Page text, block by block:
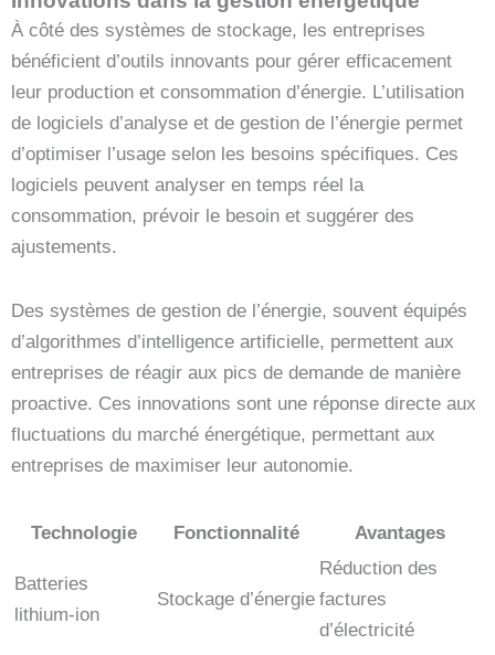
À côté des systèmes de stockage, les entreprises
bénéficient d’outils innovants pour gérer efficacement
leur production et consommation d’énergie. L’utilisation
de logiciels d’analyse et de gestion de l’énergie permet
d’optimiser l’usage selon les besoins spécifiques. Ces
logiciels peuvent analyser en temps réel la
consommation, prévoir le besoin et suggérer des
ajustements.
Des systèmes de gestion de l’énergie, souvent équipés
d’algorithmes d’intelligence artificielle, permettent aux
entreprises de réagir aux pics de demande de manière
proactive. Ces innovations sont une réponse directe aux
fluctuations du marché énergétique, permettant aux
entreprises de maximiser leur autonomie.
Technologie Fonctionnalité Avantages
Batteries
lithium-ion
Stockage d’énergie
Réduction des
factures
d’électricité